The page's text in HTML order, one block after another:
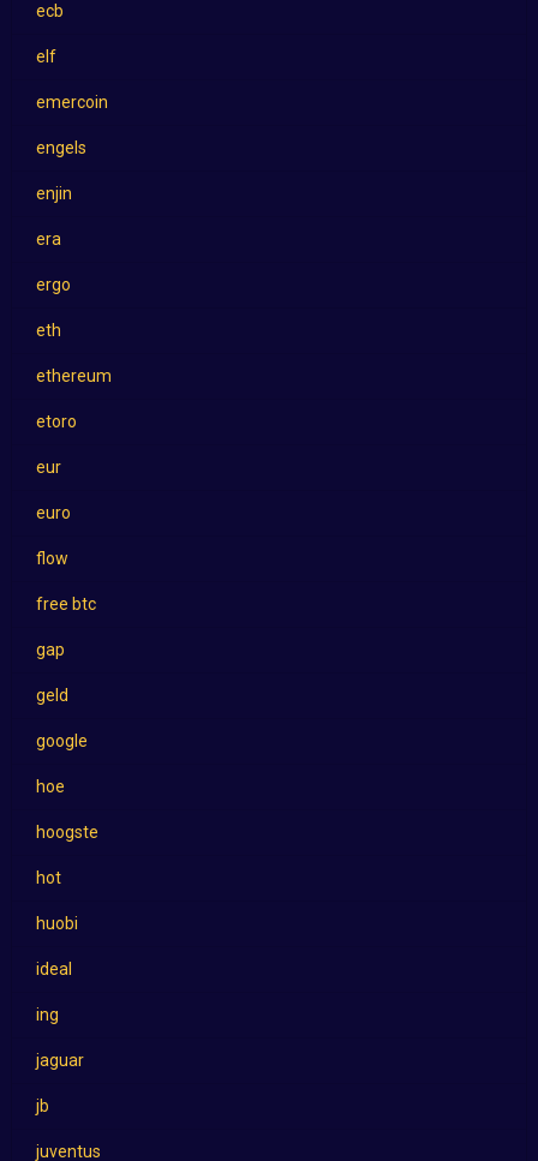
ecb
elf
emercoin
engels
enjin
era
ergo
eth
ethereum
etoro
eur
euro
flow
free btc
gap
geld
google
hoe
hoogste
hot
huobi
ideal
ing
jaguar
jb
juventus